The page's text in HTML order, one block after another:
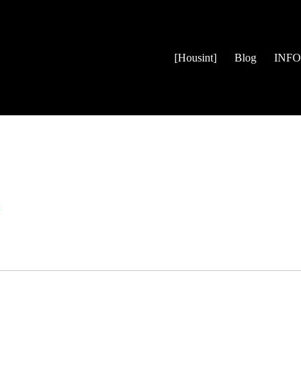
[Housint] Blog INFO